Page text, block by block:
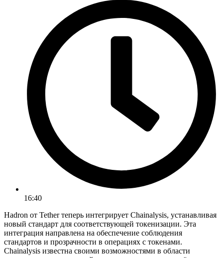
16:40
Hadron от Tether теперь интегрирует Chainalysis, устанавливая
новый стандарт для соответствующей токенизации. Эта
интеграция направлена на обеспечение соблюдения
стандартов и прозрачности в операциях с токенами.
Chainalysis известна своими возможностями в области